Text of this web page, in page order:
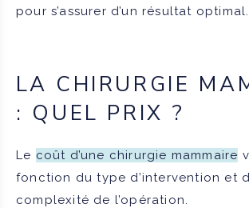
pour s’assurer d’un résultat optimal.
LA CHIRURGIE
: QUEL PRIX ?
Le coût d’une chirurgie mammaire
fonction du type d’intervention et
complexité de l’opération.